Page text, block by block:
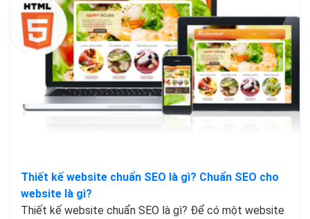
Thiết kế website chuẩn SEO là gì? Chuẩn SEO cho
website là gì?
Thiết kế website chuẩn SEO là gì? Để có một website